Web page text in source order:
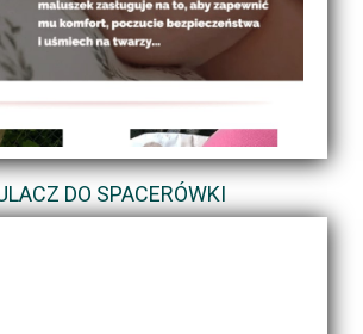
DO SPACERÓWKI